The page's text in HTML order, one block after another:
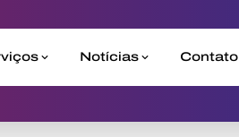
Notícias Contato